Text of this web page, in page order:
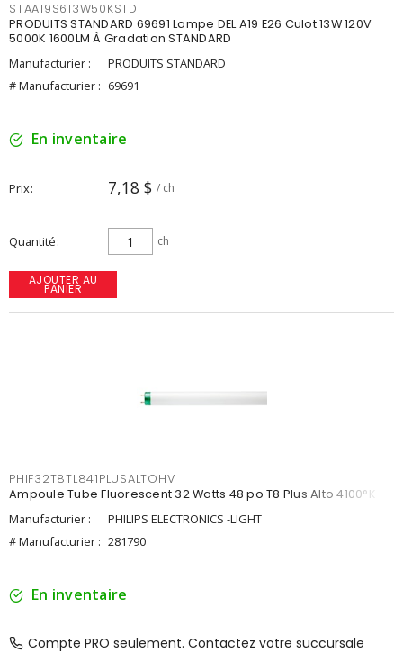
STAA19S613W50KSTD
PRODUITS STANDARD 69691 Lampe DEL A19 E26 Culot 13W 120V
5000K 1600LM À Gradation STANDARD
Manufacturier :
PRODUITS STANDARD
# Manufacturier : 69691
En inventaire
Prix 7,18 $ / ch
Quantité ch
AJOUTER AU
PANIER
PHIF32T8TL841PLUSALTOHV
Ampoule Tube Fluorescent 32 Watts 48 po T8 Plus Alto 4100°K
Manufacturier :
PHILIPS ELECTRONICS -LIGHT
# Manufacturier : 281790
En inventaire
Compte PRO seulement. Contactez votre succursale